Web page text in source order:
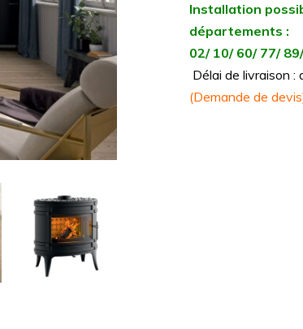
Installation
départements :
02/ 10/ 60/ 77/
Délai de livraison :
(Demande de